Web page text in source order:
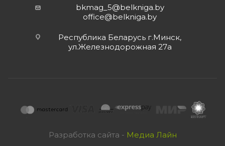
bkmag_5@belkniga.by
office@belkniga.by
Республика Беларусь г.Минск,
ул.Железнодорожная 27а
Разработка сайта - Медиа Лайн